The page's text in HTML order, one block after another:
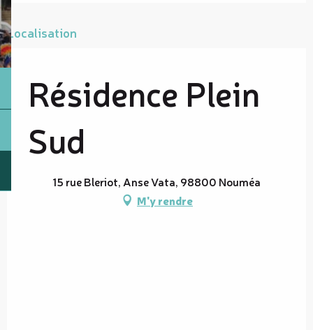
Localisation
Résidence Plein
Sud
15 rue Bleriot, Anse Vata, 98800 Nouméa
M'y rendre